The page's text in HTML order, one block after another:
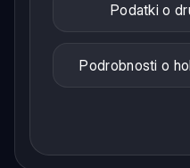
Podatki o
Podrobnosti o